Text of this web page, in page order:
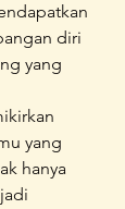
diri
yang
yang
hanya